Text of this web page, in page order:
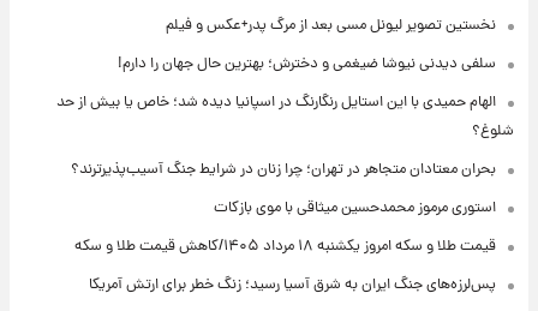
نخستین تصویر لیونل مسی بعد از مرگ پدر+عکس و فیلم
سلفی دیدنی نیوشا ضیغمی و دخترش؛ بهترین حال جهان را دارم!
الهام حمیدی با این استایل رنگارنگ در اسپانیا دیده شد؛ خاص یا بیش از حد
شلوغ؟
بحران معتادان متجاهر در تهران؛ چرا زنان در شرایط جنگ آسیب‌پذیرترند؟
استوری مرموز محمدحسین میثاقی با موی بازکات
قیمت طلا و سکه امروز یکشنبه ۱۸ مرداد ۱۴۰۵/کاهش قیمت طلا و سکه
پس‌لرزه‌های جنگ ایران به شرق آسیا رسید؛ زنگ خطر برای ارتش آمریکا